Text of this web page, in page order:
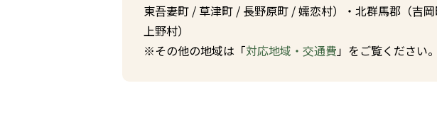
東吾妻町 / 草津町 / 長野原町 /嬬恋村）・北群馬郡（吉
上野村）
※その他の地域は「対応地域・交通費 」をご覧ください。